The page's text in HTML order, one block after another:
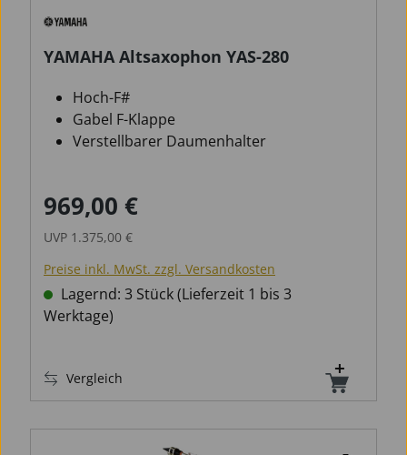
YAMAHA Altsaxophon YAS-280
Hoch-F#
Gabel F-Klappe
Verstellbarer Daumenhalter
Verkaufspreis:
969,00 €
UVP 1.375,00 €
Preise inkl. MwSt. zzgl. Versandkosten
Lagernd: 3 Stück (Lieferzeit 1 bis 3
Werktage)
Vergleich